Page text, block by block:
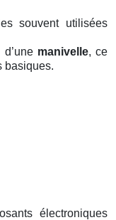
souvent utilisées
manivelle, ce
basiques.
électroniques